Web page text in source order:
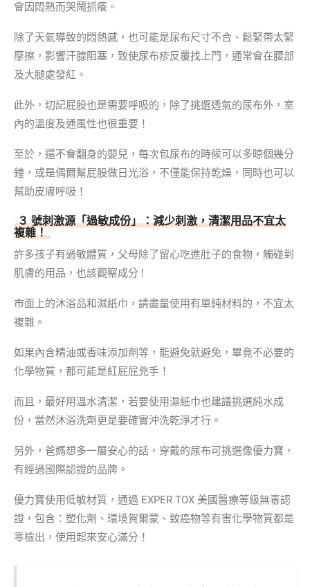
會因悶熱而哭鬧抓癢。
除了天氣導致的悶熱感，也可能是尿布尺寸不合、鬆緊帶太緊
摩擦，影響汗腺阻塞，致使尿布疹反覆找上門，通常會在腰部
及大腿處發紅。
此外，切記屁股也是需要呼吸的，除了挑選透氣的尿布外，室
內的溫度及通風性也很重要！
至於，還不會翻身的嬰兒，每次包尿布的時候可以多晾個幾分
鐘，或是偶爾幫屁股做日光浴，不僅能保持乾燥，同時也可以
幫助皮膚呼吸！
３ 號刺激源「過敏成份」：減少刺激，清潔用品不宜太
複雜！
許多孩子有過敏體質，父母除了留心吃進肚子的食物，觸碰到
肌膚的用品，也該觀察成分 !
市面上的沐浴品和濕紙巾，請盡量使用有單純材料的，不宜太
複雜。
如果內含精油或香味添加劑等，能避免就避免，畢竟不必要的
化學物質，都可能是紅屁屁兇手！
而且，最好用溫水清潔，若要使用濕紙巾也建議挑選純水成
份，當然沐浴洗劑更是要確實沖洗乾淨才行。
另外，爸媽想多一層安心的話，穿戴的尿布可挑選像優力寶，
有經過國際認證的品牌。
優力寶使用低敏材質，通過 EXPER TOX 美國醫療等級無毒認
證，包含：塑化劑、環境賀爾蒙、致癌物等有害化學物質都是
零檢出，使用起來安心滿分！